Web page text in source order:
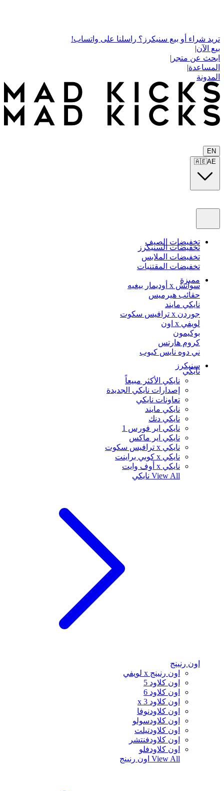
تريد شراء أو بيع سنيكرز؟ راسلنا على واتساب!
بيع الآن|
ابحث عن متجر |
المساعدة|
المدونة
EN
🇦🇪AE
تخفيضات الصيف
تخفيضات السنيكرز
تخفيضات الملابس
تخفيضات المقتنيات
مميزة
سواتش x أوديمار بيغيه
حقائب هيرميس
نايكي مايند
جوردن x ترافيس سكوت
لويفي x اون
بوكيمون
كروم هارتس
ني دوه نايس كيوب
سنيكرز
نايكي
نايكي الأكثر مبيعاً
إصدارات نايكي الجديدة
تعاونات نايكي
نايكي مايند
نايكي دنك
نايكي اير فورس 1
نايكي اير ماكس
نايكي x ترافيس سكوت
نايكي x كوبي براينت
نايكي x أوف وايت
View All نايكي
اون رنينج
اون رنينج x لويفي
اون كلاود 5
اون كلاود 6
اون كلاود x 3
اون كلاودنوفا
اون كلاودسولو
اون كلاودتيلت
اون كلاودفنتشر
اون كلاودفلو
View All اون رنينج